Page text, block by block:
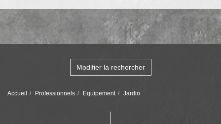
Modifier la rechercher
Accueil Professionnels Equipement Jardin